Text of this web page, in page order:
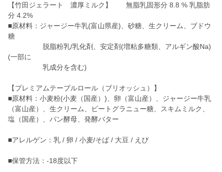
【竹田ジェラート 濃厚ミルク】 無脂乳固形分 8.8 % 乳脂肪
分 4.2%
■原材料：ジャージー牛乳(富山県産)、砂糖、生クリーム、ブドウ
糖
脱脂粉乳/乳化剤、安定剤(増粘多糖類、アルギン酸Na)
(一部に
乳成分を含む)
【プレミアムテーブルロール（ブリオッシュ）】
■原材料：小麦粉(小麦（国産）)、卵（富山産）、ジャージー牛乳
（富山産）、生クリーム、ビートグラニュー糖、スキムミルク、
塩（国産）、パン酵母、発酵バター
■アレルゲン：乳 / 卵 / 小麦/そば / 大豆 / えび